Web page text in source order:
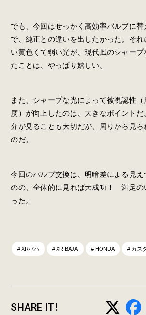
でも、今回はせっかく高効率バルブに替
で、純正との違いを出したかった。そ
い黄色くて弱い光が、現代風のシャープ
たことは、やっぱり嬉しい。
また、シャープな光によって被視認性
度）が向上したのは、大きなポイントだ
分が見ることも大切だが、周りから見ら
のだ。
今回のバルブ交換は、明暗差による見え
のの、全体的に見れば大成功！ 満足の
った。
XRバハ XR BAJA HONDA カス
SHARE IT!